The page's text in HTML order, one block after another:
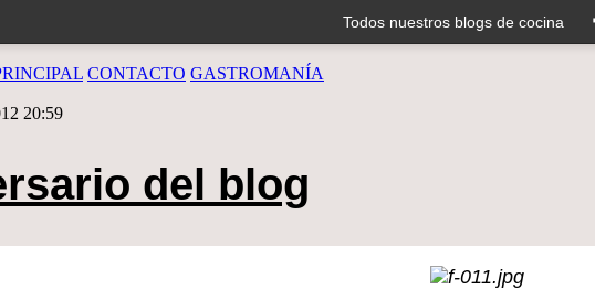
Todos nuestros blogs de cocina
CONTACTO GASTROMANÍA
20:59
del blog